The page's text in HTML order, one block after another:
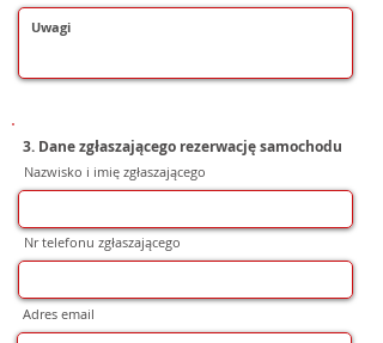
3. Dane zgłaszającego rezerwację samochodu
Nazwisko i imię zgłaszającego
Nr telefonu zgłaszającego
Adres email